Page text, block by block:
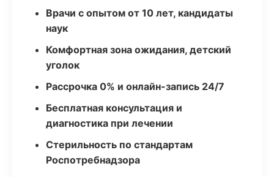
Врачи с опытом от 10 лет, кандидаты
наук
Комфортная зона ожидания, детский
уголок
Рассрочка 0% и онлайн-запись 24/7
Бесплатная консультация и
диагностика при лечении
Стерильность по стандартам
Роспотребнадзора